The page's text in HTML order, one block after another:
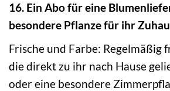
16. Ein Abo für eine
besondere Pflanze für ihr
Frische und Farbe: Regelmäßig
die direkt zu ihr nach Hause
oder eine besondere